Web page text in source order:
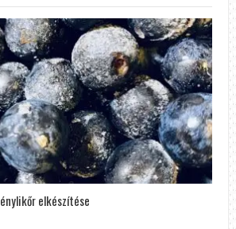
elkészítése